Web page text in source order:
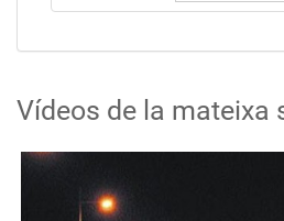
Vídeos de la mateixa